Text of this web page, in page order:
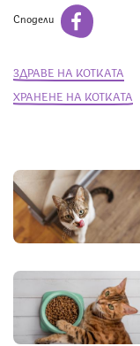
Сподели
ЗДРАВЕ НА КОТКАТА
ХРАНЕНЕ НА КОТКАТА